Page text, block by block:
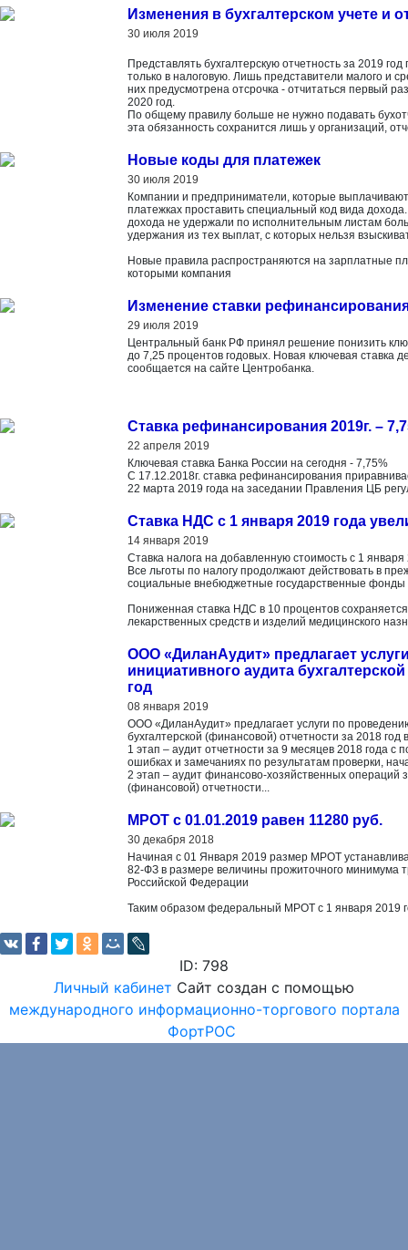
Изменения в бухгалтерском учете и
30 июля 2019
Представлять бухгалтерскую отчетность за 2019
только в налоговую. Лишь представители малого и
них предусмотрена отсрочка - отчитаться первый
2020 год.
По общему правилу больше не нужно подавать
эта обязанность сохранится лишь у организаций,
Новые коды для платежек
30 июля 2019
Компании и предприниматели, которые
платежках проставить специальный код вида
дохода не удержали по исполнительным листам
удержания из тех выплат, с которых нельзя
Новые правила распространяются на зарплатные
которыми компания
Изменение ставки
29 июля 2019
Центральный банк РФ принял решение понизить
до 7,25 процентов годовых. Новая ключевая ставка
сообщается на сайте Центробанка.
Ставка рефинансирования 2019г. –
22 апреля 2019
Ключевая ставка Банка России на сегодня - 7,75%
С 17.12.2018г. ставка рефинансирования
22 марта 2019 года на заседании Правления ЦБ
Ставка НДС с 1 января 2019 года
14 января 2019
Ставка налога на добавленную стоимость с 1
Все льготы по налогу продолжают действовать в
социальные внебюджетные государственные фонды
Пониженная ставка НДС в 10 процентов
лекарственных средств и изделий медицинского
ООО «ДиланАудит» предлагает
инициативного аудита
год
08 января 2019
ООО «ДиланАудит» предлагает услуги по
бухгалтерской (финансовой) отчетности за 2018 год
1 этап – аудит отчетности за 9 месяцев 2018 года с
ошибках и замечаниях по результатам проверки,
2 этап – аудит финансово-хозяйственных операций
(финансовой) отчетности...
МРОТ с 01.01.2019 равен 11280 руб.
30 декабря 2018
Начиная с 01 Января 2019 размер МРОТ
82-ФЗ в размере величины прожиточного минимума
Российской Федерации
Таким образом федеральный МРОТ с 1 января 2019
ID: 798
Личный кабинет Сайт создан с помощью
международного информационно-торгового портала
ФортРОС